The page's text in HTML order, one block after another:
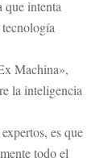
que intenta
Machina»,
la inteligencia
es que
todo el